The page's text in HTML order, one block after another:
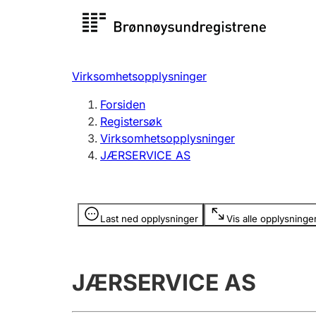
Registersøk
Registrere, endre, slette
Virksomhetsopplysninger
Forsiden
Registersøk
Virksomhetsopplysninger
JÆRSERVICE AS
Last ned opplysninger Vis alle
Opplysninger er skjult
JÆRSERVICE AS